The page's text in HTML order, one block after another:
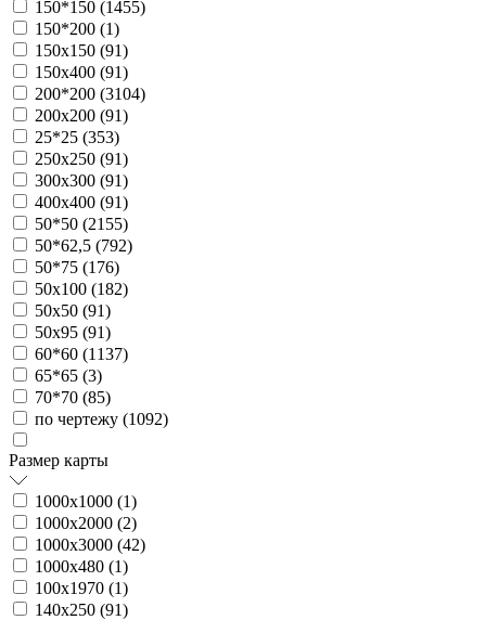
150*150 (1455)
150*200 (1)
150х150 (91)
150х400 (91)
200*200 (3104)
200х200 (91)
25*25 (353)
250х250 (91)
300х300 (91)
400х400 (91)
50*50 (2155)
50*62,5 (792)
50*75 (176)
50х100 (182)
50х50 (91)
50х95 (91)
60*60 (1137)
65*65 (3)
70*70 (85)
по чертежу (1092)
Размер карты
1000х1000 (1)
1000х2000 (2)
1000х3000 (42)
1000х480 (1)
100х1970 (1)
140х250 (91)